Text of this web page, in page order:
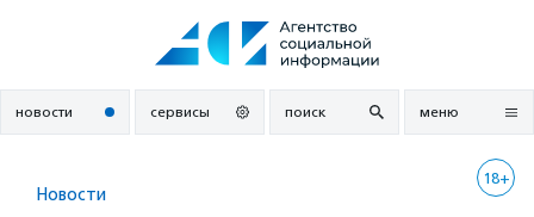
новости сервисы поиск меню
18+
Новости